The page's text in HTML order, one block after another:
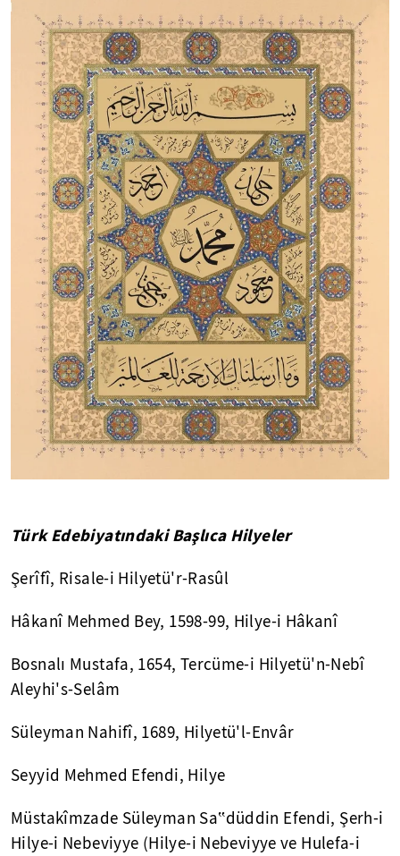
Türk Edebiyatındaki Başlıca Hilyeler
Şerîfî, Risale-i Hilyetü'r-Rasûl
Hâkanî Mehmed Bey, 1598-99, Hilye-i Hâkanî
Bosnalı Mustafa, 1654, Tercüme-i Hilyetü'n-Nebî
Aleyhi's-Selâm
Süleyman Nahifî, 1689, Hilyetü'l-Envâr
Seyyid Mehmed Efendi, Hilye
Müstakîmzade Süleyman Sa‟düddin Efendi, Şerh-i
Hilye-i Nebeviyye (Hilye-i Nebeviyye ve Hulefa-i